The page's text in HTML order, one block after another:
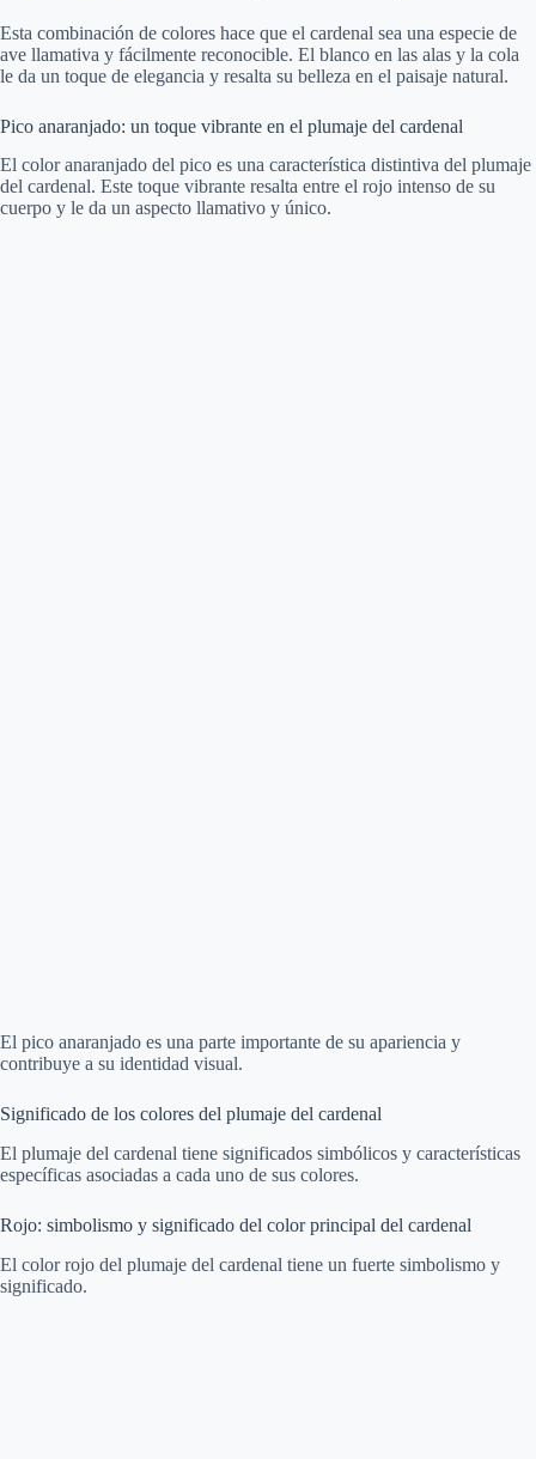
Esta combinación de colores hace que el cardenal sea una especie de
ave llamativa y fácilmente reconocible. El blanco en las alas y la cola
le da un toque de elegancia y resalta su belleza en el paisaje natural.
Pico anaranjado: un toque vibrante en el plumaje del cardenal
El color anaranjado del pico es una característica distintiva del plumaje
del cardenal. Este toque vibrante resalta entre el rojo intenso de su
cuerpo y le da un aspecto llamativo y único.
El pico anaranjado es una parte importante de su apariencia y
contribuye a su identidad visual.
Significado de los colores del plumaje del cardenal
El plumaje del cardenal tiene significados simbólicos y características
específicas asociadas a cada uno de sus colores.
Rojo: simbolismo y significado del color principal del cardenal
El color rojo del plumaje del cardenal tiene un fuerte simbolismo y
significado.